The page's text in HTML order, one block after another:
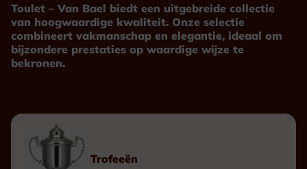
Toulet – Van Bael biedt een uitgebreide collectie
van hoogwaardige kwaliteit. Onze selectie
combineert vakmanschap en elegantie, ideaal om
bijzondere prestaties op waardige wijze te
bekronen.
Trofeeën